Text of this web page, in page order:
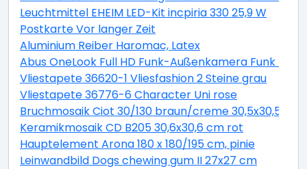
Leuchtmittel EHEIM LED-Kit incpiria 330 25,9 W
Postkarte Vor langer Zeit
Aluminium Reiber Haromac, Latex
Abus OneLook Full HD Funk-Außenkamera Funk
Vliestapete 36620-1 Vliesfashion 2 Steine grau
Vliestapete 36776-6 Character Uni rose
Bruchmosaik Ciot 30/130 braun/creme 30,5x30,5 cm
Keramikmosaik CD B205 30,6x30,6 cm rot
Hauptelement Arona 180 x 180/195 cm, pinie
Leinwandbild Dogs chewing gum II 27x27 cm